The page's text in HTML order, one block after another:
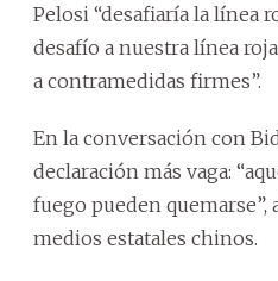
Pelosi “desafiaría la línea
desafío a nuestra línea
a contramedidas firmes”.
En la conversación con
declaración más vaga:
fuego pueden
medios estatales chinos.